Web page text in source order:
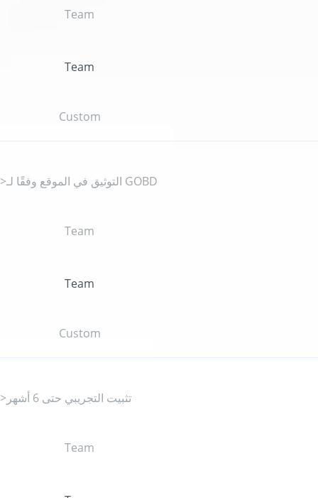
Team
Team
Custom
">التوثيق في الموقع وفقًا لـ GOBD
Team
Team
Custom
">تثبيت التجريبي حتى 6 أشهر
Team